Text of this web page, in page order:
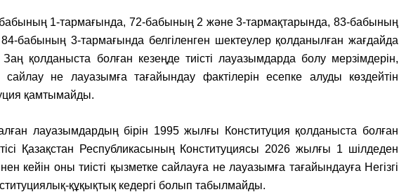
1-тармағында, 72-бабының 2 және 3-тармақтарында, 83-бабының
бабының 3-тармағында белгіленген шектеулер қолданылған жағдайда
қолданыста болған кезеңде тиісті лауазымдарда болу мерзімдерін,
сайлау не лауазымға тағайындау фактілерін есепке алуды көздейтін
қамтымайды.
лауазымдардың бірін 1995 жылғы Конституция қолданыста болған
Қазақстан Республикасының Конституциясы 2026 жылғы 1 шілдеден
кейін оны тиісті қызметке сайлауға не лауазымға тағайындауға Негізгі
құқықтық кедергі болып табылмайды.